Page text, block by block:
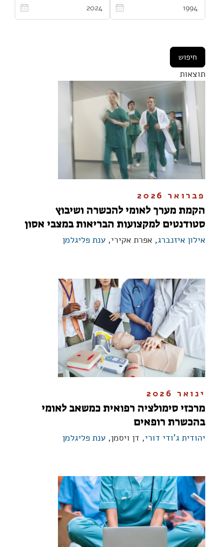
תוצאות
פברואר 2026
הקמת מערך לאומי להכשרה ושיבוץ
סטודנטים למקצועות הבריאות במצבי אסון
אילון איזנברג, אפרת אקירי, ענת פליגלמן
ינואר 2026
מרכזי סימולציה רפואית כמשאב לאומי
בהכשרת רופאים
יהודית ג'ודי דורי, דן ויסמן, ענת פליגלמן